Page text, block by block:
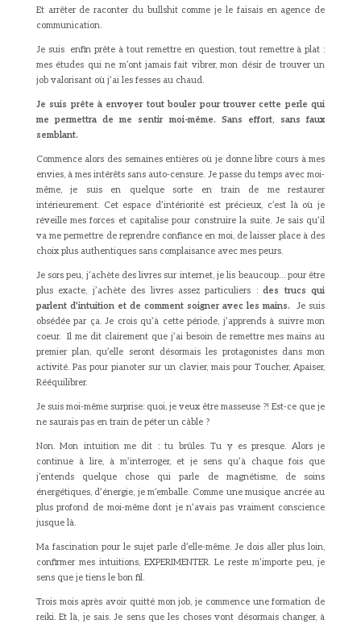
Et arrêter de raconter du bullshit comme je le faisais en agence de
communication.
Je suis enfin prête à tout remettre en question, tout remettre à plat :
mes études qui ne m’ont jamais fait vibrer, mon désir de trouver un
job valorisant où j’ai les fesses au chaud.
Je suis prête à envoyer tout bouler pour trouver cette perle qui
me permettra de me sentir moi-même. Sans effort, sans faux
semblant.
Commence alors des semaines entières où je donne libre cours à mes
envies, à mes intérêts sans auto-censure. Je passe du temps avec moi-
même, je suis en quelque sorte en train de me restaurer
intérieurement. Cet espace d’intériorité est précieux, c’est là où je
réveille mes forces et capitalise pour construire la suite. Je sais qu’il
va me permettre de reprendre confiance en moi, de laisser place à des
choix plus authentiques sans complaisance avec mes peurs.
Je sors peu, j’achète des livres sur internet, je lis beaucoup… pour être
plus exacte, j’achète des livres assez particuliers :des trucs qui
parlent d’intuition et de comment soigner avec les mains.
Je suis
obsédée par ça. Je crois qu’à cette période, j’apprends à suivre mon
coeur. Il me dit clairement que j’ai besoin de remettre mes mains au
premier plan, qu’elle seront désormais les protagonistes dans mon
activité. Pas pour pianoter sur un clavier, mais pour Toucher, Apaiser,
Rééquilibrer.
Je suis moi-même surprise: quoi, je veux être masseuse ?! Est-ce que je
ne saurais pas en train de péter un câble ?
Non. Mon intuition me dit : tu brûles. Tu y es presque. Alors je
continue à lire, à m’interroger, et je sens qu’à chaque fois que
j’entends quelque chose qui parle de magnétisme, de soins
énergétiques, d’énergie, je m’emballe. Comme une musique ancrée au
plus profond de moi-même dont je n’avais pas vraiment conscience
jusque là.
Ma fascination pour le sujet parle d’elle-même. Je dois aller plus loin,
confirmer mes intuitions, EXPERIMENTER. Le reste m’importe peu, je
sens que je tiens le bon fil.
Trois mois après avoir quitté mon job, je commence une formation de
reiki. Et là, je sais. Je sens que les choses vont désormais changer, à